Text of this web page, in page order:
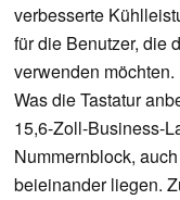
verbesserte
für die Benutzer, die
verwenden möchten.
Was die Tastatur
15,6-Zoll-Business-
Nummernblock,
beieinander liegen.